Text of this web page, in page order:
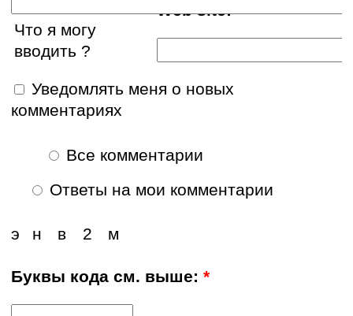
Web site:
Что я могу
вводить ?
Уведомлять меня о новых
комментариях
Все комментарии
Ответы на мои комментарии
э 2
в
н м
Буквы кода см. выше:*